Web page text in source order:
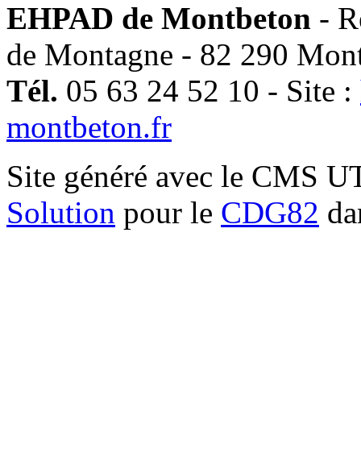
EHPAD de Montbeton -
de Montagne - 82 290
Tél. 05 63 24 52 10 - Site :
montbeton.fr
Site généré avec le CMS
Solution pour le CDG82